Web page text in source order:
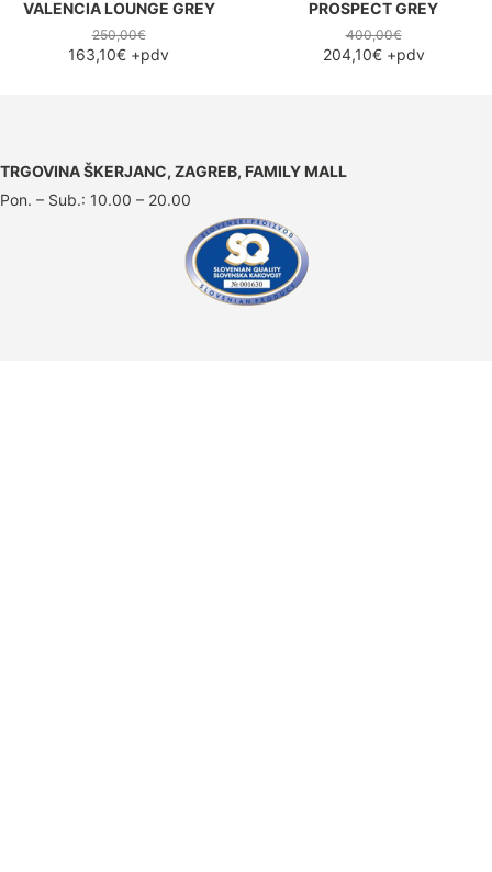
VALENCIA LOUNGE GREY
250,00€
163,10€ +pdv
PROSPECT GREY
400,00€
204,10€+pdv
TRGOVINA ŠKERJANC, ZAGREB, FAMILY MALL
Pon. – Sub.: 10.00 – 20.00